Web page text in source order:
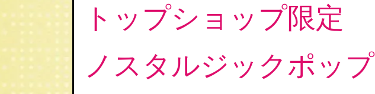
トップショップ限定
ノスタルジックポップ